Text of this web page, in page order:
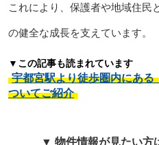
これにより、保護者や地域住民
の健全な成長を支えています。
▼この記事も読まれています
宇都宮駅より徒歩圏内にあ
ついてご紹介
▼ 物件情報が見たい方